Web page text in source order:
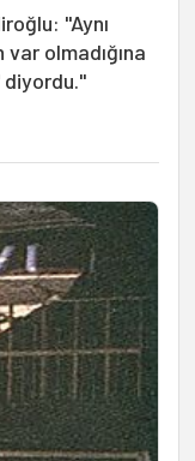
"Aynı
olmadığına
diyordu."